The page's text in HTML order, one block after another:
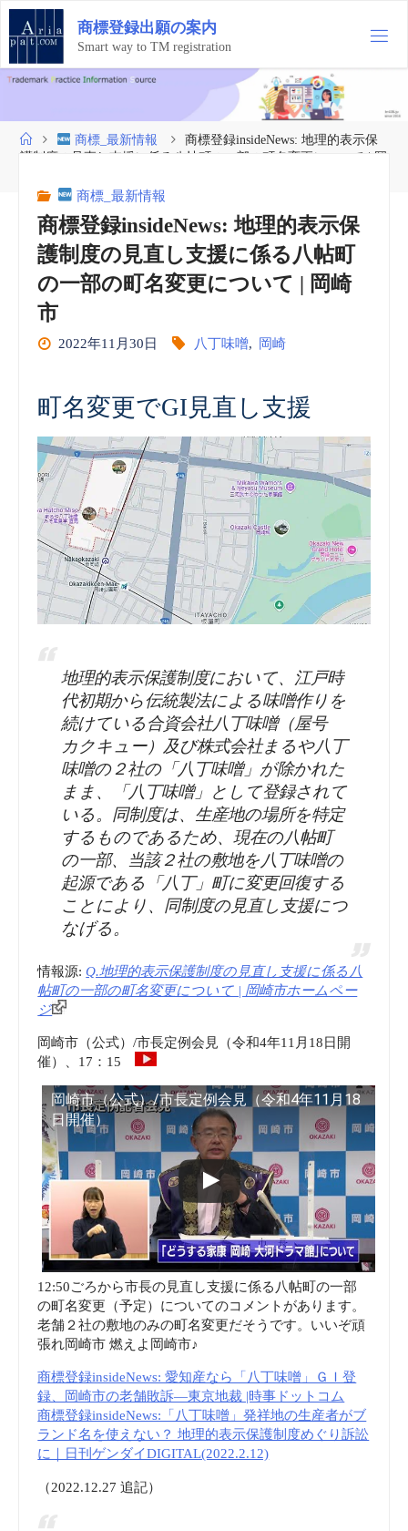
コ
テ
ン
ツ
ス
商標登録出願の案内
Smart way to TM registration
ホ
ー
商標_最新情報
商標登録insideNews: 地理的表示保
護制度の見直し支援に係る八帖町の一部の町名変更について | 岡
商標_最新情報
商標登録insideNews: 地理的表示保
護制度の見直し支援に係る八帖町
の一部の町名変更について | 岡崎
市
2022年11月30日 八丁味噌, 岡崎
町名変更でGI見直し支援
地理的表示保護制度において、江戸時
代初期から伝統製法による味噌作りを
続けている合資会社八丁味噌（屋号
カクキュー）及び株式会社まるや八丁
味噌の２社の「八丁味噌」が除かれた
まま、「八丁味噌」として登録されて
いる。同制度は、生産地の場所を特定
するものであるため、現在の八帖町
の一部、当該２社の敷地を八丁味噌の
起源である「八丁」町に変更回復する
ことにより、同制度の見直し支援につ
なげる。
情報源:Q.地理的表示保護制度の見直し支援に係る八
帖町の一部の町名変更について | 岡崎市ホームペー
ジ
岡崎市（公式）/市長定例会見（令和4年11月18日開
催）、17：15
岡崎市（公式）/市長定例会見（令和4年11月18
日開催）
12:50ごろから市長の見直し支援に係る八帖町の一部
の町名変更（予定）についてのコメントがあります。
老舗２社の敷地のみの町名変更だそうです。いいぞ頑
張れ岡崎市 燃えよ岡崎市♪
商標登録insideNews: 愛知産なら「八丁味噌」ＧＩ登
録、岡崎市の老舗敗訴―東京地裁 |時事ドットコム
商標登録insideNews:「八丁味噌」発祥地の生産者がブ
ランド名を使えない？ 地理的表示保護制度めぐり訴訟
に｜日刊ゲンダイDIGITAL(2022.2.12)
（2022.12.27 追記）